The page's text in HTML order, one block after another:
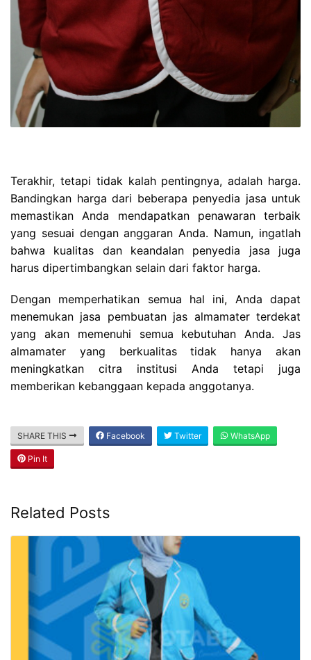
Terakhir, tetapi tidak kalah pentingnya, adalah harga.
Bandingkan harga dari beberapa penyedia jasa untuk
memastikan Anda mendapatkan penawaran terbaik
yang sesuai dengan anggaran Anda. Namun, ingatlah
bahwa kualitas dan keandalan penyedia jasa juga
harus dipertimbangkan selain dari faktor harga.
Dengan memperhatikan semua hal ini, Anda dapat
menemukan jasa pembuatan jas almamater terdekat
yang akan memenuhi semua kebutuhan Anda. Jas
almamater yang berkualitas tidak hanya akan
meningkatkan citra institusi Anda tetapi juga
memberikan kebanggaan kepada anggotanya.
SHARE THIS Facebook Twitter WhatsApp
Pin It
Related Posts